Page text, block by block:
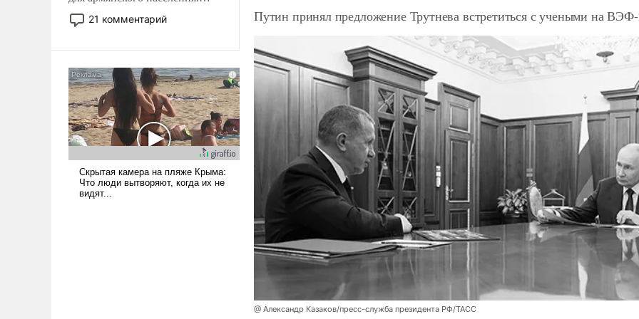
Мир, где политические
прожекты будут безусловно
налогоплательщиков и где
Еревану за свои поступки не
нужно отвечать.
21 комментарий Путин принял предложение Трутнева встретиться с учеными на
@ Александр Казаков/пресс-служба президента РФ/ТАСС